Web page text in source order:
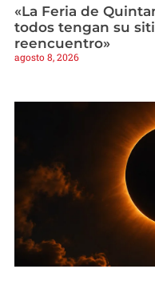
«La Feria de
todos tengan su
reencuentro»
agosto 8, 2026